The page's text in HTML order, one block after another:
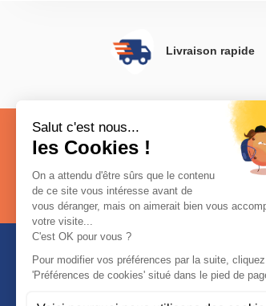
Livraison rapide
Restez connecté
Inscrivez-vous à notre newsletter
A propos